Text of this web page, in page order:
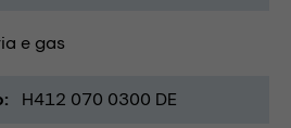
e gas
H412 070 0300 DE